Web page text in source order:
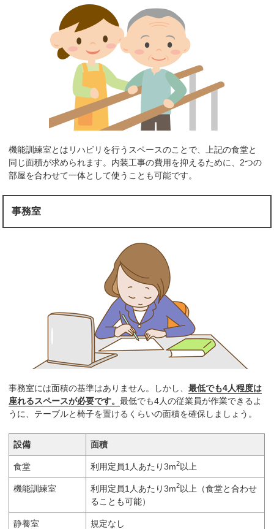
機能訓練室とはリハビリを行うスペースのことで、上記の食堂と
同じ面積が求められます。内装工事の費用を抑えるために、2つの
部屋を合わせて一体として使うことも可能です。
事務室
事務室には面積の基準はありません。しかし、最低でも4人程度は
座れるスペースが必要です。最低でも4人の従業員が作業できるよ
うに、テーブルと椅子を置けるくらいの面積を確保しましょう。
設備 面積
食堂 利用定員1人あたり3m2以上
機能訓練室 利用定員1人あたり3m2以上（食堂と合わせ
ることも可能）
静養室 規定なし